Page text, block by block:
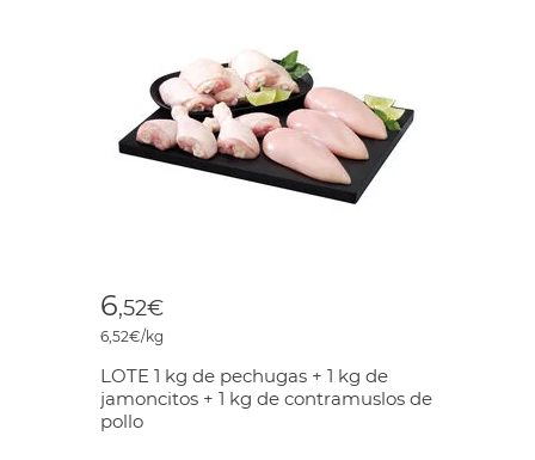
6,52€
6,52€/kg
LOTE 1 kg de pechugas + 1 kg de
jamoncitos + 1 kg de contramuslos de
pollo